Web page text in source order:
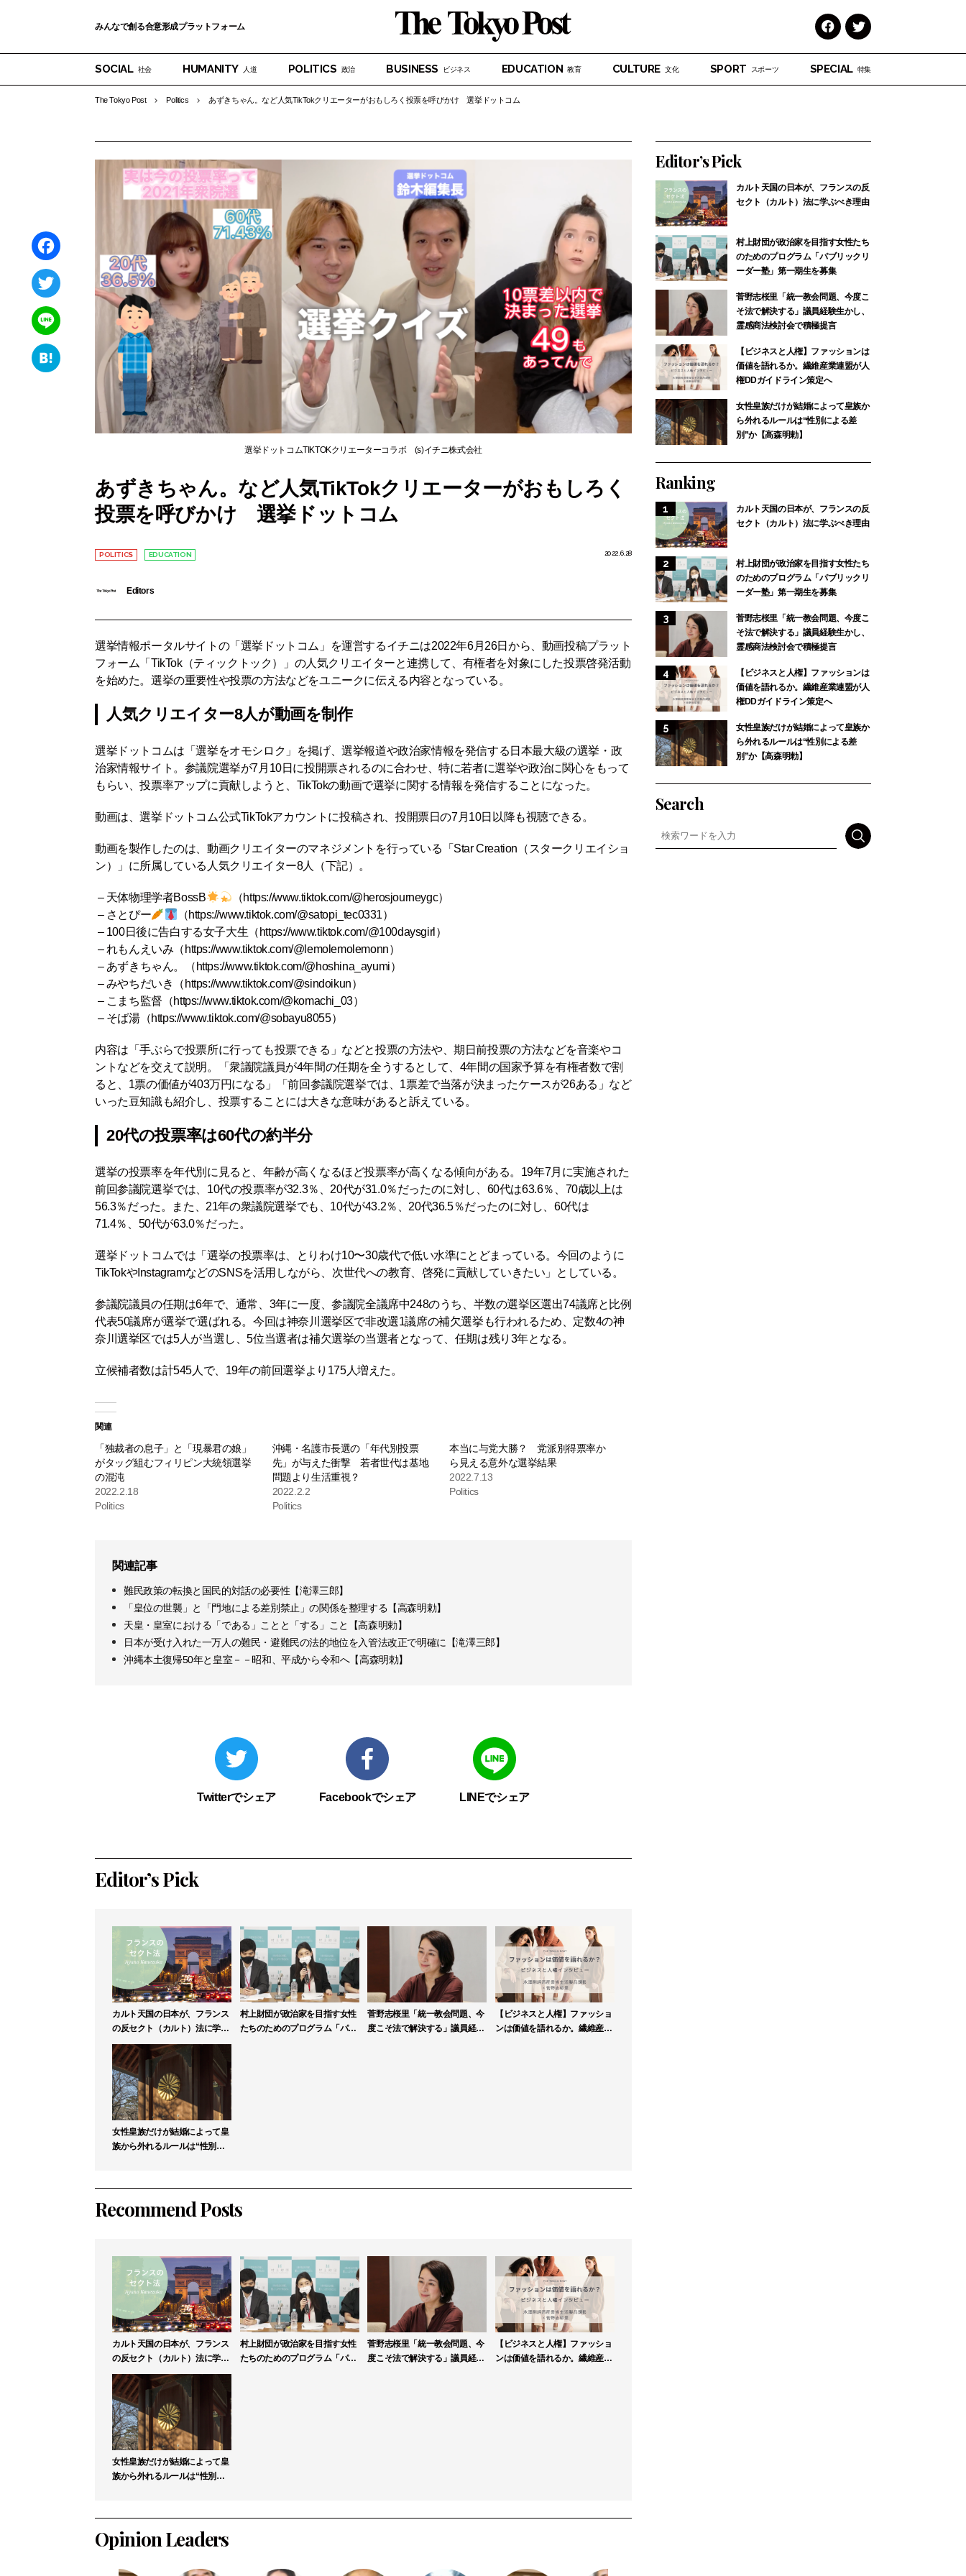
みんなで創る合意形成プラットフォーム
book er
SOCIAL 社会 HUMANITY 人道 POLITICS 政治 BUSINESS ビジネス EDUCATION 教育 CULTURE 文化 SPORT スポーツ SPECIAL 特集
The Tokyo Post Politics あずきちゃん。など人気TikTokクリエーターがおもしろく投票を呼びかけ 選挙ドットコム
選挙ドットコムTIKTOKクリエーターコラボ (s)イチニ株式会社
あずきちゃん。など人気TikTokクリエーターがおもしろく
投票を呼びかけ 選挙ドットコム
POLITICS EDUCATION 2022.6.28
Editors
選挙情報ポータルサイトの「選挙ドットコム」を運営するイチニは2022年6月26日から、動画投稿プラット
フォーム「TikTok（ティックトック）」の人気クリエイターと連携して、有権者を対象にした投票啓発活動
を始めた。選挙の重要性や投票の方法などをユニークに伝える内容となっている。
人気クリエイター8人が動画を制作
選挙ドットコムは「選挙をオモシロク」を掲げ、選挙報道や政治家情報を発信する日本最大級の選挙・政
治家情報サイト。参議院選挙が7月10日に投開票されるのに合わせ、特に若者に選挙や政治に関心をもって
もらい、投票率アップに貢献しようと、TikTokの動画で選挙に関する情報を発信することになった。
動画は、選挙ドットコム公式TikTokアカウントに投稿され、投開票日の7月10日以降も視聴できる。
動画を製作したのは、動画クリエイターのマネジメントを行っている「Star Creation（スタークリエイショ
ン）」に所属している人気クリエイター8人（下記）。
– 天体物理学者BossB （https://www.tiktok.com/@herosjourneygc）
– さとぴー
（https://www.tiktok.com/@satopi_tec0331）
– 100日後に告白する女子大生（ https://www.tiktok.com/@100daysgirl ）
– れもんえいみ（ https://www.tiktok.com/@lemolemolemonn）
– あずきちゃん。（ https://www.tiktok.com/@hoshina_ayumi）
– みやちだいき（ https://www.tiktok.com/@sindoikun）
– こまち監督（https://www.tiktok.com/@komachi_03）
– そば湯（https://www.tiktok.com/@sobayu8055）
内容は「手ぶらで投票所に行っても投票できる」などと投票の方法や、期日前投票の方法などを音楽やコ
ントなどを交えて説明。「衆議院議員が4年間の任期を全うするとして、4年間の国家予算を有権者数で割
ると、1票の価値が403万円になる」「前回参議院選挙では、1票差で当落が決まったケースが26ある」など
いった豆知識も紹介し、投票することには大きな意味があると訴えている。
20代の投票率は60代の約半分
選挙の投票率を年代別に見ると、年齢が高くなるほど投票率が高くなる傾向がある。19年7月に実施された
前回参議院選挙では、10代の投票率が32.3％、20代が31.0％だったのに対し、60代は63.6％、70歳以上は
56.3％だった。また、21年の衆議院選挙でも、10代が43.2％、20代36.5％だったのに対し、60代は
71.4％、50代が63.0％だった。
選挙ドットコムでは「選挙の投票率は、とりわけ10〜30歳代で低い水準にとどまっている。今回のように
TikTokやInstagramなどのSNSを活用しながら、次世代への教育、啓発に貢献していきたい」としている。
参議院議員の任期は6年で、通常、3年に一度、参議院全議席中248のうち、半数の選挙区選出74議席と比例
代表50議席が選挙で選ばれる。今回は神奈川選挙区で非改選1議席の補欠選挙も行われるため、定数4の神
奈川選挙区では5人が当選し、5位当選者は補欠選挙の当選者となって、任期は残り3年となる。
立候補者数は計545人で、19年の前回選挙より175人増えた。
関連
「独裁者の息子」と「現暴君の娘」
がタッグ組むフィリピン大統領選挙
の混沌
2022.2.18
Politics
沖縄・名護市長選の「年代別投票
先」が与えた衝撃 若者世代は基地
問題より生活重視？
2022.2.2
Politics
本当に与党大勝？ 党派別得票率か
ら見える意外な選挙結果
2022.7.13
Politics
関連記事
難民政策の転換と国民的対話の必要性【滝澤三郎】
「皇位の世襲」と「門地による差別禁止」の関係を整理する【高森明勅】
天皇・皇室における「である」ことと「する」こと【高森明勅】
日本が受け入れた一万人の難民・避難民の法的地位を入管法改正で明確に【滝澤三郎】
沖縄本土復帰50年と皇室－－昭和、平成から令和へ【高森明勅】
Twitterでシェア Facebookでシェア LINEでシェア
Editor’s Pick
カルト天国の日本が、フランス
の反セクト（カルト）法に学ぶ
べき理由
村上財団が政治家を目指す女性
たちのためのプログラム「パブ
菅野志桜里「統一教会問題、今
度こそ法で解決する」議員経験
【ビジネスと人権】ファッショ
ンは価値を語れるか。繊維産業
女性皇族だけが結婚によって皇
族から外れるルールは“性別に
Recommend Posts
カルト天国の日本が、フランス
の反セクト（カルト）法に学ぶ
べき理由
村上財団が政治家を目指す女性
たちのためのプログラム「パブ
菅野志桜里「統一教会問題、今
度こそ法で解決する」議員経験
【ビジネスと人権】ファッショ
ンは価値を語れるか。繊維産業
女性皇族だけが結婚によって皇
族から外れるルールは“性別に
Opinion Leaders
F
a
c
e
b
T
wi
tt
Li
n
Editor’s Pick
カルト天国の日本が、フランスの反
セクト（カルト）法に学ぶべき理由
村上財団が政治家を目指す女性たち
のためのプログラム「パブリックリ
ーダー塾」第一期生を募集
菅野志桜里「統一教会問題、今度こ
そ法で解決する」議員経験生かし、
霊感商法検討会で積極提言
【ビジネスと人権】ファッションは
価値を語れるか。繊維産業連盟が人
権DDガイドライン策定へ
女性皇族だけが結婚によって皇族か
ら外れるルールは“性別による差
別”か【高森明勅】
Ranking
カルト天国の日本が、フランスの反
セクト（カルト）法に学ぶべき理由
村上財団が政治家を目指す女性たち
のためのプログラム「パブリックリ
ーダー塾」第一期生を募集
菅野志桜里「統一教会問題、今度こ
そ法で解決する」議員経験生かし、
霊感商法検討会で積極提言
【ビジネスと人権】ファッションは
価値を語れるか。繊維産業連盟が人
権DDガイドライン策定へ
女性皇族だけが結婚によって皇族か
ら外れるルールは“性別による差
別”か【高森明勅】
Search